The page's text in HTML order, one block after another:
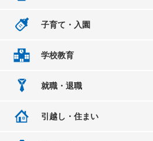
子育て・入園
学校教育
就職・退職
引越し・住まい